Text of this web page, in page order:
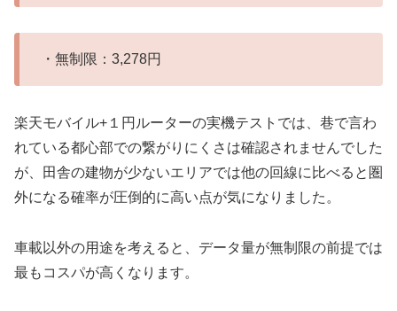
・無制限：3,278円
楽天モバイル+１円ルーターの実機テストでは、巷で言わ
れている都心部での繋がりにくさは確認されませんでした
が、田舎の建物が少ないエリアでは他の回線に比べると圏
外になる確率が圧倒的に高い点が気になりました。
車載以外の用途を考えると、データ量が無制限の前提では
最もコスパが高くなります。